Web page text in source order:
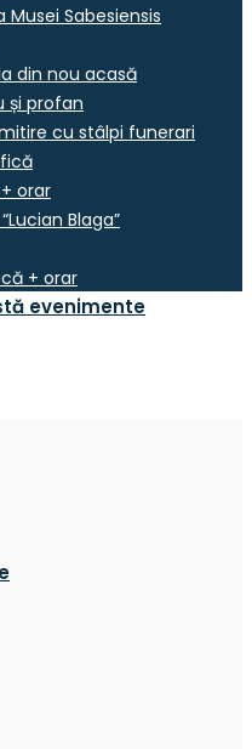
Musei Sabesiensis
din nou acasă
și profan
cu stâlpi funerari
orar
Blaga”
+ orar
evenimente